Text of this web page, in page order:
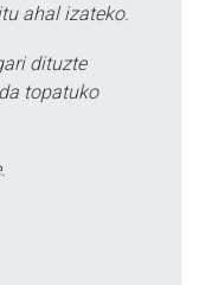
ahal izateko.
dituzte
topatuko